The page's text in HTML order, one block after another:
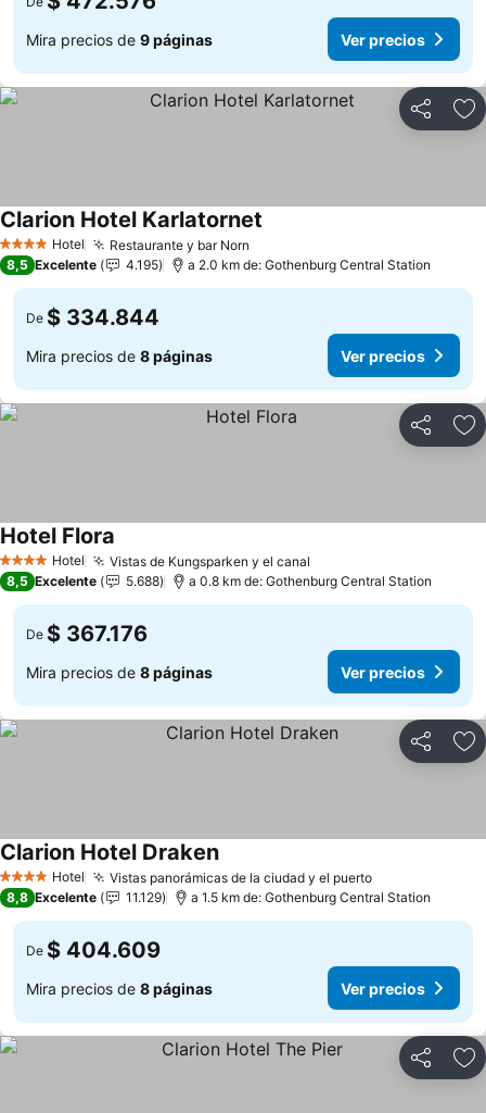
Mira precios de 9 páginas Ver precios
Compartir
4 EstrellasHotel Restaurante y bar Norn
Clarion Hotel Karlatornet
8,5 Excelente 4.195 a 2.0 km de: Gothenburg Central Station
De $ 334.844
Mira precios de 8 páginas Ver precios
Compartir
4 EstrellasHotel Vistas de Kungsparken y el canal
Hotel Flora
8,5 Excelente 5.688 a 0.8 km de: Gothenburg Central Station
De $ 367.176
Mira precios de 8 páginas Ver precios
Compartir
4 EstrellasHotel Vistas panorámicas de la ciudad y el puertoVer precios
Clarion Hotel DrakenVer precios
8,8 Excelente 11.129 a 1.5 km de: Gothenburg Central Station
De $ 404.609
Mira precios de 8 páginas Ver precios
Compartir